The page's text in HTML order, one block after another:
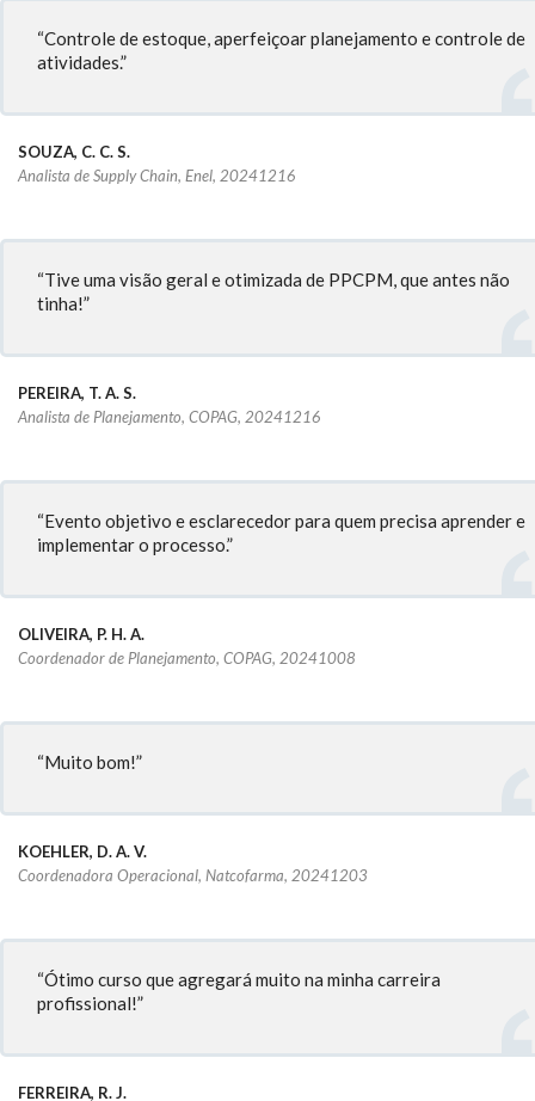
“Controle de estoque, aperfeiçoar planejamento e controle de
atividades.”
SOUZA, C. C. S.
Analista de Supply Chain, Enel, 20241216
“Tive uma visão geral e otimizada de PPCPM, que antes não
tinha!”
PEREIRA, T. A. S.
Analista de Planejamento, COPAG, 20241216
“Evento objetivo e esclarecedor para quem precisa aprender e
implementar o processo.”
OLIVEIRA, P. H. A.
Coordenador de Planejamento, COPAG, 20241008
“Muito bom!”
KOEHLER, D. A. V.
Coordenadora Operacional, Natcofarma, 20241203
“Ótimo curso que agregará muito na minha carreira
profissional!”
FERREIRA, R. J.